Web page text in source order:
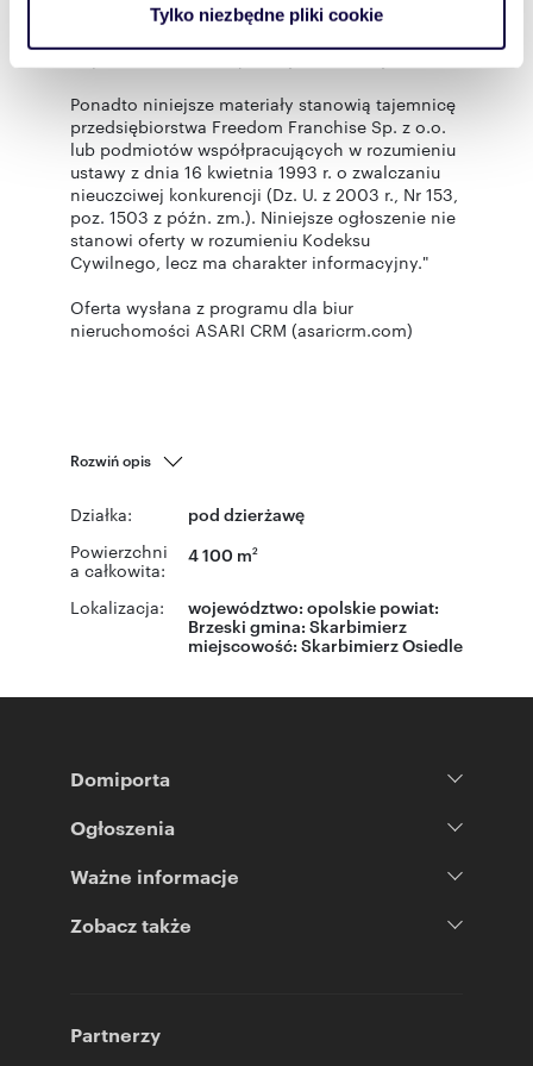
korzystasz z naszej witryny, udostępniamy partnerom
otrzymanymi od Ciebie lub uzyskanymi podczas
korzystania z ich usług.
Tylko niezbędne pliki cookie
z o.o. lub podmiotów współpracujących jest
Ponadto niniejsze materiały stanowią tajemnicę
przedsiębiorstwa Freedom Franchise Sp. z o.o.
lub podmiotów współpracujących w rozumieniu
ustawy z dnia 16 kwietnia 1993 r. o zwalczaniu
nieuczciwej konkurencji (Dz. U. z 2003 r., Nr 153,
poz. 1503 z późn. zm.). Niniejsze ogłoszenie nie
stanowi oferty w rozumieniu Kodeksu
Cywilnego, lecz ma charakter informacyjny."
Oferta wysłana z programu dla biur
nieruchomości ASARI CRM (asaricrm.com)
Rozwiń opis
Działka: pod dzierżawę
Powierzchni
a całkowita:
4 100 m2
Lokalizacja: województwo: opolskie powiat:
Brzeski gmina: Skarbimierz
miejscowość: Skarbimierz Osiedle
Domiporta
Ogłoszenia
Ważne informacje
Zobacz także
Partnerzy